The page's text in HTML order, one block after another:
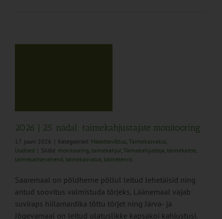
2026 | 25. nädal: taimekahjustajate monitooring
17. juuni 2026 | Kategooriad: Maaettevõtlus, Taimekasvatus,
Uudised | Sildid: monitooring, taimekahjur, Taimekahjustaja, taimekaitse,
taimekaitsevahend, taimekasvatus, taimetervis
Saaremaal on põldherne põllul leitud lehetäisid ning
antud soovitus valmistuda tõrjeks, Läänemaal vajab
suviraps hiilamardika tõttu tõrjet ning Järva- ja
Jõgevamaal on leitud ulatuslikke kapsakoi kahjustusi.